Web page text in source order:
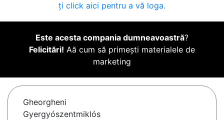
ți click aici pentru a vă loga.
Este acesta compania dumneavoastră?
Felicitări! Aă cum să primești materialele de
marketing
Gheorgheni
Gyergyószentmiklós